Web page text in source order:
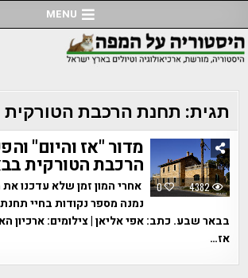
to
content
MENU
תגית: תחנת הרכבת הטורקית
0 4382
מדור "אז והיום"
הרכבת הטורקית
אחרי המון זמן שלא עדכנו את
נמנה מספר נקודות בחיי
בבאר שבע. כתב: אפי אליאן | צילומים: ארכיון
אז…